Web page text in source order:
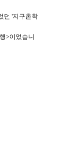
던 '지구촌학
>이었습니